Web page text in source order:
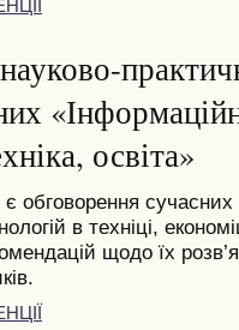
освіта»
обговорення
в техніці,
щодо їх